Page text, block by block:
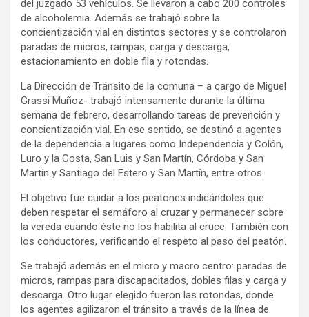
o
o
k
g
er
A
p
p
a
m
e
n
dl
y
del juzgado 53 vehículos. Se llevaron a cabo 200 controles
de alcoholemia. Además se trabajó sobre la
concientización vial en distintos sectores y se controlaron
paradas de micros, rampas, carga y descarga,
estacionamiento en doble fila y rotondas.
La Dirección de Tránsito de la comuna – a cargo de Miguel
Grassi Muñoz- trabajó intensamente durante la última
semana de febrero, desarrollando tareas de prevención y
concientización vial. En ese sentido, se destinó a agentes
de la dependencia a lugares como Independencia y Colón,
Luro y la Costa, San Luis y San Martín, Córdoba y San
Martín y Santiago del Estero y San Martín, entre otros.
El objetivo fue cuidar a los peatones indicándoles que
deben respetar el semáforo al cruzar y permanecer sobre
la vereda cuando éste no los habilita al cruce. También con
los conductores, verificando el respeto al paso del peatón.
Se trabajó además en el micro y macro centro: paradas de
micros, rampas para discapacitados, dobles filas y carga y
descarga. Otro lugar elegido fueron las rotondas, donde
los agentes agilizaron el tránsito a través de la línea de